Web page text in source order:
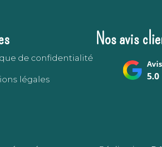
de confidentialité
légales
Nos avis
5.0